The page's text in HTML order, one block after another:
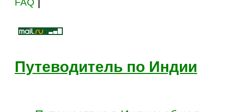
FAQ
Путеводитель по Индии